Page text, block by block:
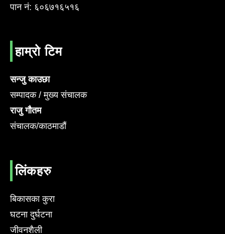
पान नं: ६०६७१६५१६
हाम्रो टिम
सन्जु काउछा
सम्पादक / मुख्य संचालक
राजु गौतम
संचालक/काठमाडौं
लिंकहरु
बिकासका कुरा
घटना दुर्घटना
जीवनशैली